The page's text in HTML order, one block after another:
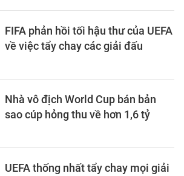
FIFA phản hồi tối hậu thư của UEFA
về việc tẩy chay các giải đấu
Nhà vô địch World Cup bán bản
sao cúp hỏng thu về hơn 1,6 tỷ
UEFA thống nhất tẩy chay mọi giải